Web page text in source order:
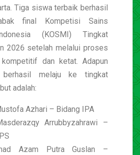
Tiga siswa terbaik berhasil
final Kompetisi Sains
(KOSMI) Tingkat
2026 setelah melalui proses
dan ketat. Adapun
melaju ke tingkat
adalah:
Azhari – Bidang IPA
Arrubbyzahrawi –
Azam Putra Guslan –